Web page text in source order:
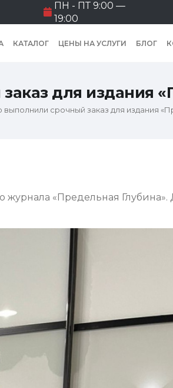
ПН - ПТ 9:00 —
19:00
КАТАЛОГ ЦЕНЫ НА УСЛУГИ БЛОГ
для издания
срочный заказ для издания
журнала «Предельная Глубина».